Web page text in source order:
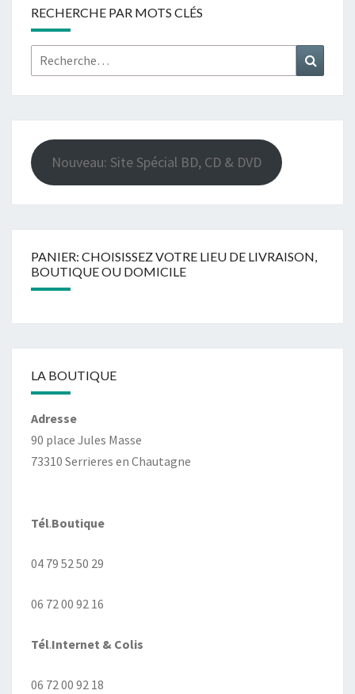
RECHERCHE PAR MOTS CLÉS
Rechercher :
Nouveau: Site Spécial BD, CD & DVD
PANIER: CHOISISSEZ VOTRE LIEU DE LIVRAISON,
BOUTIQUE OU DOMICILE
LA BOUTIQUE
Adresse
90 place Jules Masse
73310 Serrieres en Chautagne
Tél.Boutique
04 79 52 50 29
06 72 00 92 16
Tél.Internet & Colis
06 72 00 92 18